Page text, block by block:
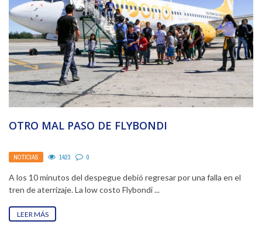
OTRO MAL PASO DE FLYBONDI
NOTICIAS 1423 0
A los 10 minutos del despegue debió regresar por una falla en el
tren de aterrizaje. La low costo Flybondi ...
LEER MÁS